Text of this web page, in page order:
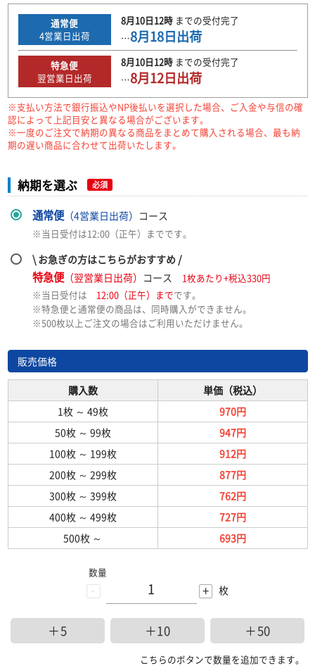
通常便
4営業日出荷
8月10日12時までの受付完了
…8月18日出荷
特急便
翌営業日出荷
8月10日12時までの受付完了
…8月12日出荷
※支払い方法で銀行振込やNP後払いを選択した場合、ご入金や与信の確
認によって上記目安と異なる場合がございます。
※一度のご注文で納期の異なる商品をまとめて購入される場合、最も納
期の遅い商品に合わせて出荷いたします。
納期を選ぶ 必須
通常便（4営業日出荷） コース
※当日受付は12:00（正午）までです。
\ お急ぎの方はこちらがおすすめ /
特急便（翌営業日出荷） コース
1枚あたり+税込330円
※当日受付は 12:00（正午）までです。
※特急便と通常便の商品は、同時購入ができません。
※500枚以上ご注文の場合はご利用いただけません。
販売価格
購入数
単価（税込）
1枚 ～ 49枚
970円
50枚 ～ 99枚
947円
100枚 ～ 199枚
912円
200枚 ～ 299枚
877円
300枚 ～ 399枚
762円
400枚 ～ 499枚
727円
500枚 ～ 693円
-
数量
+ 枚
＋5 ＋10 ＋50
こちらのボタンで数量を追加できます。